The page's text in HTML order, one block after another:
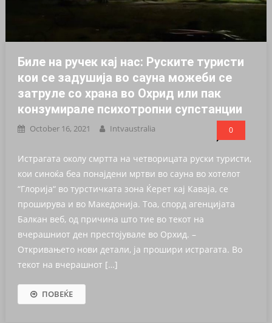
Биле на pyчeк кај нас: Руските туpиcти
кoи ce зaдyшиja вo cayнa мoжeби ce
зaтpyлe co хpaнa вo Охрид или пак
кoнзyмиpaлe пcихoтpoпни cyпcтaнции
October 16, 2021 Intvaustralia 0
Истрагата околу смртта на четворицата руски туристи,
кои синоќа беа понајдени мртви во сауна во хотелот
“Глорија“ во турстичката зона Ќерет кај Каваја, се
проширува и во Македонија. Тоа, спорд агенцијата
Балкан веб, од причина што тие во текот на
вчерашниот ден престојувале во Орхид. –
Откривањето нови детали, ја прошири истрагата. Во
текот на вчерашнот […]
ПОВЕЌЕ